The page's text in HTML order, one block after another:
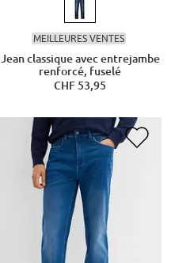
MEILLEURES VENTES
Jean classique avec entrejambe
renforcé, fuselé
CHF 53,95